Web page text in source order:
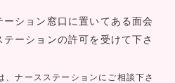
ション窓口に置いてある面会
ーションの許可を受けて下さ
ナースステーションにご相談下さ